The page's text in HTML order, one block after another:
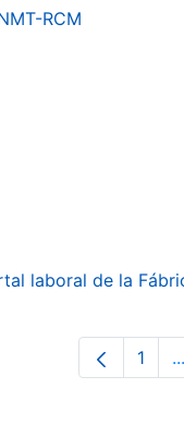
RCM
laboral de la
1 ...